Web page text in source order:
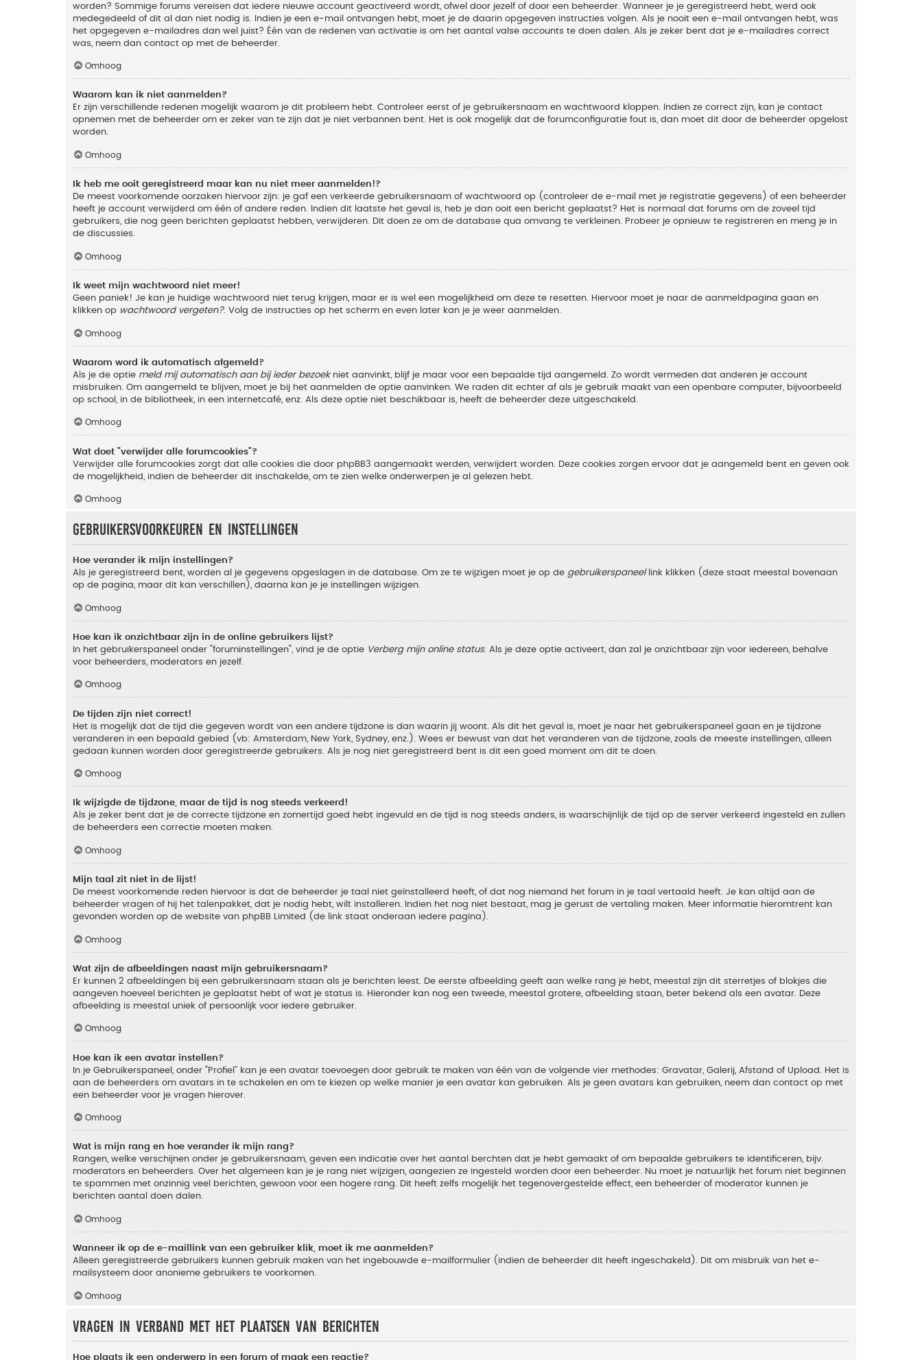
worden? Sommige forums vereisen dat iedere nieuwe account geactiveerd wordt, ofwel door jezelf of door een beheerder. Wanneer je je geregistreerd hebt, werd ook
medegedeeld of dit al dan niet nodig is. Indien je een e-mail ontvangen hebt, moet je de daarin opgegeven instructies volgen. Als je nooit een e-mail ontvangen hebt, was
het opgegeven e-mailadres dan wel juist? Één van de redenen van activatie is om het aantal valse accounts te doen dalen. Als je zeker bent dat je e-mailadres correct
was, neem dan contact op met de beheerder.
Omhoog
Waarom kan ik niet aanmelden?
Er zijn verschillende redenen mogelijk waarom je dit probleem hebt. Controleer eerst of je gebruikersnaam en wachtwoord kloppen. Indien ze correct zijn, kan je contact
opnemen met de beheerder om er zeker van te zijn dat je niet verbannen bent. Het is ook mogelijk dat de forumconfiguratie fout is, dan moet dit door de beheerder opgelost
worden.
Omhoog
Ik heb me ooit geregistreerd maar kan nu niet meer aanmelden!?
De meest voorkomende oorzaken hiervoor zijn: je gaf een verkeerde gebruikersnaam of wachtwoord op (controleer de e-mail met je registratie gegevens) of een beheerder
heeft je account verwijderd om één of andere reden. Indien dit laatste het geval is, heb je dan ooit een bericht geplaatst? Het is normaal dat forums om de zoveel tijd
gebruikers, die nog geen berichten geplaatst hebben, verwijderen. Dit doen ze om de database qua omvang te verkleinen. Probeer je opnieuw te registreren en meng je in
de discussies.
Omhoog
Ik weet mijn wachtwoord niet meer!
Geen paniek! Je kan je huidige wachtwoord niet terug krijgen, maar er is wel een mogelijkheid om deze te resetten. Hiervoor moet je naar de aanmeldpagina gaan en
klikken op wachtwoord vergeten?. Volg de instructies op het scherm en even later kan je je weer aanmelden.
Omhoog
Waarom word ik automatisch afgemeld?
Als je de optie meld mij automatisch aan bij ieder bezoekniet aanvinkt, blijf je maar voor een bepaalde tijd aangemeld. Zo wordt vermeden dat anderen je account
misbruiken. Om aangemeld te blijven, moet je bij het aanmelden de optie aanvinken. We raden dit echter af als je gebruik maakt van een openbare computer, bijvoorbeeld
op school, in de bibliotheek, in een internetcafé, enz. Als deze optie niet beschikbaar is, heeft de beheerder deze uitgeschakeld.
Omhoog
Wat doet "verwijder alle forumcookies"?
Verwijder alle forumcookies zorgt dat alle cookies die door phpBB3 aangemaakt werden, verwijdert worden. Deze cookies zorgen ervoor dat je aangemeld bent en geven ook
de mogelijkheid, indien de beheerder dit inschakelde, om te zien welke onderwerpen je al gelezen hebt.
Omhoog
Gebruikersvoorkeuren en instellingen
Hoe verander ik mijn instellingen?
Als je geregistreerd bent, worden al je gegevens opgeslagen in de database. Om ze te wijzigen moet je op de gebruikerspaneellink klikken (deze staat meestal bovenaan
op de pagina, maar dit kan verschillen), daarna kan je je instellingen wijzigen.
Omhoog
Hoe kan ik onzichtbaar zijn in de online gebruikers lijst?
In het gebruikerspaneel onder "foruminstellingen", vind je de optie Verberg mijn online status. Als je deze optie activeert, dan zal je onzichtbaar zijn voor iedereen, behalve
voor beheerders, moderators en jezelf.
Omhoog
De tijden zijn niet correct!
Het is mogelijk dat de tijd die gegeven wordt van een andere tijdzone is dan waarin jij woont. Als dit het geval is, moet je naar het gebruikerspaneel gaan en je tijdzone
veranderen in een bepaald gebied (vb: Amsterdam, New York, Sydney, enz.). Wees er bewust van dat het veranderen van de tijdzone, zoals de meeste instellingen, alleen
gedaan kunnen worden door geregistreerde gebruikers. Als je nog niet geregistreerd bent is dit een goed moment om dit te doen.
Omhoog
Ik wijzigde de tijdzone, maar de tijd is nog steeds verkeerd!
Als je zeker bent dat je de correcte tijdzone en zomertijd goed hebt ingevuld en de tijd is nog steeds anders, is waarschijnlijk de tijd op de server verkeerd ingesteld en zullen
de beheerders een correctie moeten maken.
Omhoog
Mijn taal zit niet in de lijst!
De meest voorkomende reden hiervoor is dat de beheerder je taal niet geïnstalleerd heeft, of dat nog niemand het forum in je taal vertaald heeft. Je kan altijd aan de
beheerder vragen of hij het talenpakket, dat je nodig hebt, wilt installeren. Indien het nog niet bestaat, mag je gerust de vertaling maken. Meer informatie hieromtrent kan
gevonden worden op de website van phpBB Limited (de link staat onderaan iedere pagina).
Omhoog
Wat zijn de afbeeldingen naast mijn gebruikersnaam?
Er kunnen 2 afbeeldingen bij een gebruikersnaam staan als je berichten leest. De eerste afbeelding geeft aan welke rang je hebt, meestal zijn dit sterretjes of blokjes die
aangeven hoeveel berichten je geplaatst hebt of wat je status is. Hieronder kan nog een tweede, meestal grotere, afbeelding staan, beter bekend als een avatar. Deze
afbeelding is meestal uniek of persoonlijk voor iedere gebruiker.
Omhoog
Hoe kan ik een avatar instellen?
In je Gebruikerspaneel, onder “Profiel” kan je een avatar toevoegen door gebruik te maken van één van de volgende vier methodes: Gravatar, Galerij, Afstand of Upload. Het is
aan de beheerders om avatars in te schakelen en om te kiezen op welke manier je een avatar kan gebruiken. Als je geen avatars kan gebruiken, neem dan contact op met
een beheerder voor je vragen hierover.
Omhoog
Wat is mijn rang en hoe verander ik mijn rang?
Rangen, welke verschijnen onder je gebruikersnaam, geven een indicatie over het aantal berchten dat je hebt gemaakt of om bepaalde gebruikers te identificeren, bijv.
moderators en beheerders. Over het algemeen kan je je rang niet wijzigen, aangezien ze ingesteld worden door een beheerder. Nu moet je natuurlijk het forum niet beginnen
te spammen met onzinnig veel berichten, gewoon voor een hogere rang. Dit heeft zelfs mogelijk het tegenovergestelde effect, een beheerder of moderator kunnen je
berichten aantal doen dalen.
Omhoog
Wanneer ik op de e-maillink van een gebruiker klik, moet ik me aanmelden?
Alleen geregistreerde gebruikers kunnen gebruik maken van het ingebouwde e-mailformulier (indien de beheerder dit heeft ingeschakeld). Dit om misbruik van het e-
mailsysteem door anonieme gebruikers te voorkomen.
Omhoog
Vragen in verband met het plaatsen van berichten
Hoe plaats ik een onderwerp in een forum of maak een reactie?